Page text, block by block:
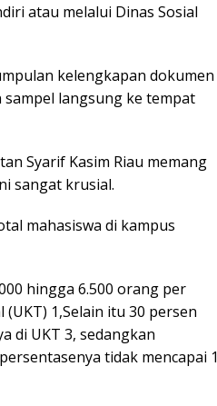
atau melalui Dinas Sosial
kelengkapan dokumen
langsung ke tempat
Syarif Kasim Riau memang
sangat krusial.
mahasiswa di kampus
hingga 6.500 orang per
1,Selain itu 30 persen
di UKT 3, sedangkan
tidak mencapai 1